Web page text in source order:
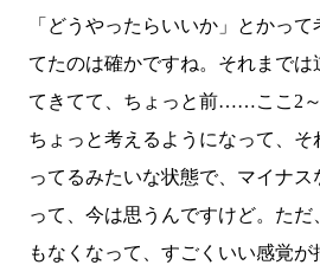
「どうやったらいいか」とかっ
てたのは確かですね。それまでは
てきてて、ちょっと前……ここ 2 ～
ちょっと考えるようになって、そ
ってるみたいな状態で、マイナ
って、今は思うんですけど。ただ
もなくなって、すごくいい感覚が